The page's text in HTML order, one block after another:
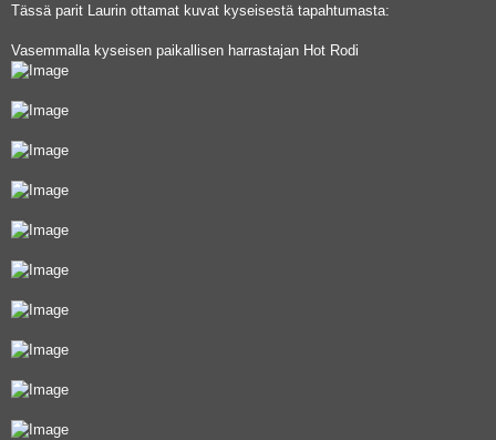
Tässä parit Laurin ottamat kuvat kyseisestä tapahtumasta:
Vasemmalla kyseisen paikallisen harrastajan Hot Rodi